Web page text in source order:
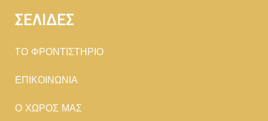
ΣΕΛΙΔΕΣ
TΟ ΦΡΟΝΤΙΣΤΗΡΙΟ
ΕΠΙΚΟΙΝΩΝΙΑ
Ο ΧΩΡΟΣ ΜΑΣ